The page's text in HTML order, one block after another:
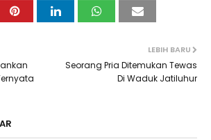
LEBIH BARU
Seorang Pria Ditemukan Tewas
Di Waduk Jatiluhur